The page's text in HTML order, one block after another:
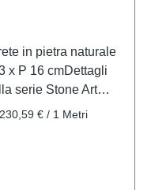
in pietra naturale
x P 16 cmDettagli
serie Stone Art
di sedimenti
materiale crea una
€ / 1 Metri